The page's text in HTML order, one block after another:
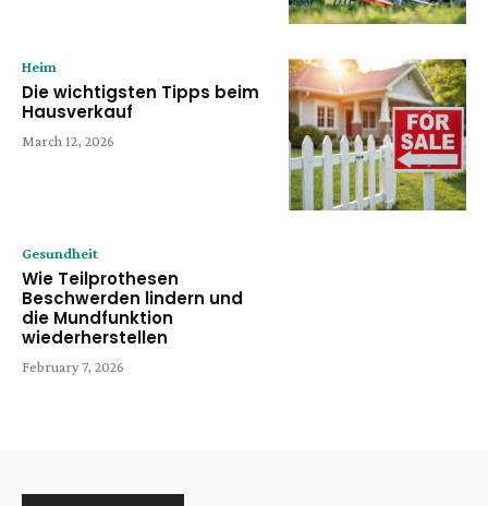
Heim
Die wichtigsten Tipps beim
Hausverkauf
March 12, 2026
Gesundheit
Wie Teilprothesen
Beschwerden lindern und
die Mundfunktion
wiederherstellen
February 7, 2026